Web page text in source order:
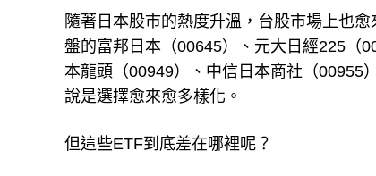
隨著日本股市的熱度升溫，台股市場上也
盤的富邦日本（00645）、元大日經225（
本龍頭（00949）、中信日本商社（00955
說是選擇愈來愈多樣化。
但這些ETF到底差在哪裡呢？